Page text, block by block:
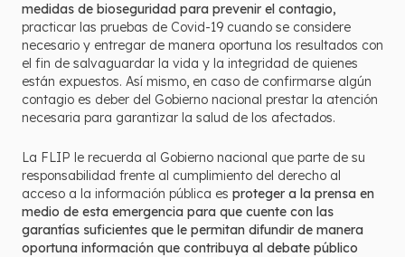
medidas de bioseguridad para prevenir el contagio,
practicar las pruebas de Covid-19 cuando se considere
necesario y entregar de manera oportuna los resultados con
el fin de salvaguardar la vida y la integridad de quienes
están expuestos. Así mismo, en caso de confirmarse algún
contagio es deber del Gobierno nacional prestar la atención
necesaria para garantizar la salud de los afectados.
La FLIP le recuerda al Gobierno nacional que parte de su
responsabilidad frente al cumplimiento del derecho al
acceso a la información pública es proteger a la prensa en
medio de esta emergencia para que cuente con las
garantías suficientes que le permitan difundir de manera
oportuna información que contribuya al debate público